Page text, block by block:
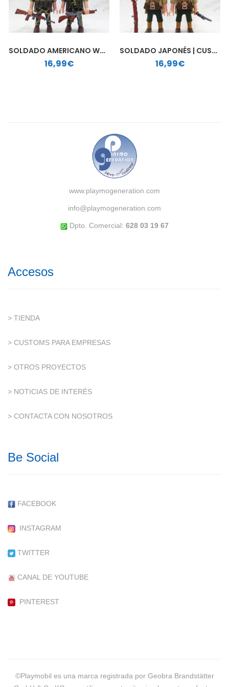
SOLDADO AMERICANO WWII | PLAYMOBIL PERSONALIZADO
16,99€
SOLDADO JAPONÉS | CUSTOM PLAYMOBIL
16,99€
www.playmogeneration.com
info@playmogeneration.com
Dpto. Comercial: 628 03 19 67
Accesos
> TIENDA
> CUSTOMS PARA EMPRESAS
> OTROS PROYECTOS
> NOTICIAS DE INTERÉS
> CONTACTA CON NOSOTROS
Be Social
FACEBOOK
INSTAGRAM
TWITTER
CANAL DE YOUTUBE
PINTEREST
©Playmobil es una marca registrada por Geobra Brandstätter